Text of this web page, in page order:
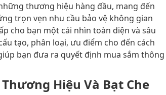
thương hiệu hàng đầu, mang đến
trọn vẹn nhu cầu bảo vệ không gian
cho bạn một cái nhìn toàn diện và sâu
tạo, phân loại, ưu điểm cho đến cách
bạn đưa ra quyết định mua sắm thông
Hiệu Và Bạt Che